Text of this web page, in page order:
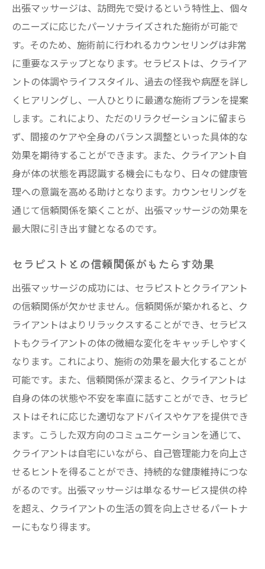
出張マッサージは、訪問先で受けるという特性上、個々
のニーズに応じたパーソナライズされた施術が可能で
す。そのため、施術前に行われるカウンセリングは非常
に重要なステップとなります。セラピストは、クライア
ントの体調やライフスタイル、過去の怪我や病歴を詳し
くヒアリングし、一人ひとりに最適な施術プランを提案
します。これにより、ただのリラクゼーションに留まら
ず、間接のケアや全身のバランス調整といった具体的な
効果を期待することができます。また、クライアント自
身が体の状態を再認識する機会にもなり、日々の健康管
理への意識を高める助けとなります。カウンセリングを
通じて信頼関係を築くことが、出張マッサージの効果を
最大限に引き出す鍵となるのです。
セラピストとの信頼関係がもたらす効果
出張マッサージの成功には、セラピストとクライアント
の信頼関係が欠かせません。信頼関係が築かれると、ク
ライアントはよりリラックスすることができ、セラピス
トもクライアントの体の微細な変化をキャッチしやすく
なります。これにより、施術の効果を最大化することが
可能です。また、信頼関係が深まると、クライアントは
自身の体の状態や不安を率直に話すことができ、セラピ
ストはそれに応じた適切なアドバイスやケアを提供でき
ます。こうした双方向のコミュニケーションを通じて、
クライアントは自宅にいながら、自己管理能力を向上さ
せるヒントを得ることができ、持続的な健康維持につな
がるのです。出張マッサージは単なるサービス提供の枠
を超え、クライアントの生活の質を向上させるパートナ
ーにもなり得ます。